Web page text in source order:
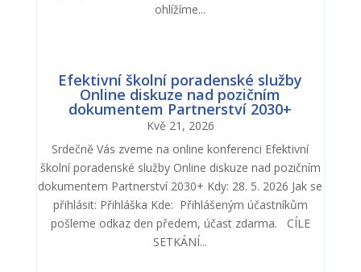
ohlížíme...
Efektivní školní poradenské služby
Online diskuze nad pozičním
dokumentem Partnerství 2030+
Kvě 21, 2026
Srdečně Vás zveme na online konferenci Efektivní
školní poradenské služby Online diskuze nad pozičním
dokumentem Partnerství 2030+ Kdy: 28. 5. 2026 Jak se
přihlásit: Přihláška Kde: Přihlášeným účastníkům
pošleme odkaz den předem, účast zdarma. CÍLE
SETKÁNÍ...